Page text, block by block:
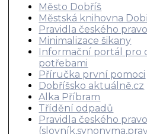
Město Dobříš
Městská knihovna
Pravidla českého
Minimalizace šikany
Informační portál pro
potřebami
Příručka první pomoci
Dobříšsko aktuálně.cz
Alka Příbram
Třídění odpadů
Pravidla českého